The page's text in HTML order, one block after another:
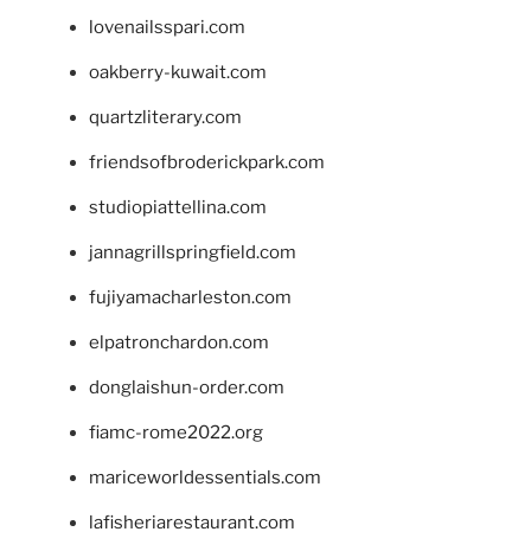
lovenailsspari.com
oakberry-kuwait.com
quartzliterary.com
friendsofbroderickpark.com
studiopiattellina.com
jannagrillspringfield.com
fujiyamacharleston.com
elpatronchardon.com
donglaishun-order.com
fiamc-rome2022.org
mariceworldessentials.com
lafisheriarestaurant.com